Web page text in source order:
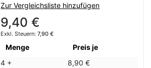
Zur Vergleichsliste hinzufügen
9,40 €
7,90 €
Menge
Preis je
4 +
8,90 €